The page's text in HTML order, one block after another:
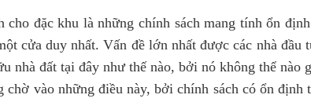
cho đặc khu là những chính sách mang tính ổn
cửa duy nhất. Vấn đề lớn nhất được các nhà
nhà đất tại đây như thế nào, bởi nó không thể nào
chờ vào những điều này, bởi chính sách có ổn